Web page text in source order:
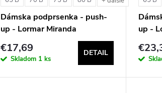
Dámska podprsenka - push-
up - Lormar Miranda
€17,69
Skladom 1 ks
DETAIL
up -